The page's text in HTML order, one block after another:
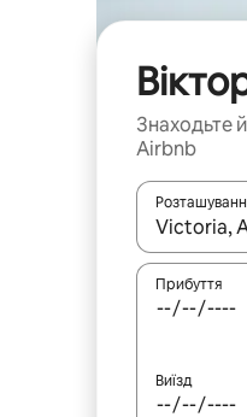
Знаходьте
Airbnb
Отримавши
Прибуття
Виїзд